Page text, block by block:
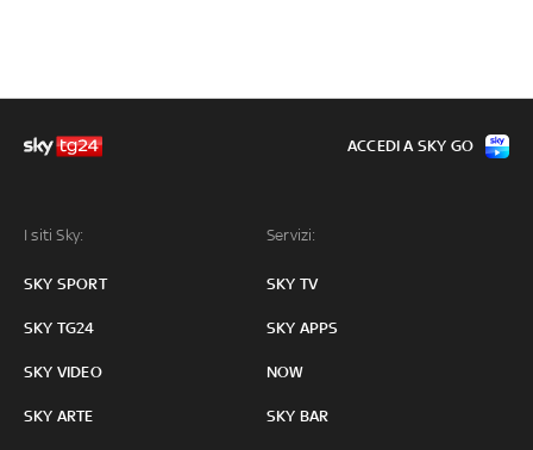
I siti Sky:
SKY SPORT
SKY TG24
SKY VIDEO
SKY ARTE
Servizi:
SKY TV
SKY APPS
NOW
SKY BAR
ACCEDI A SKY GO